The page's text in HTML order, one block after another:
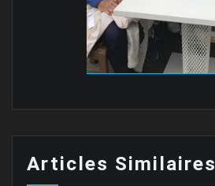
Articles Similaires